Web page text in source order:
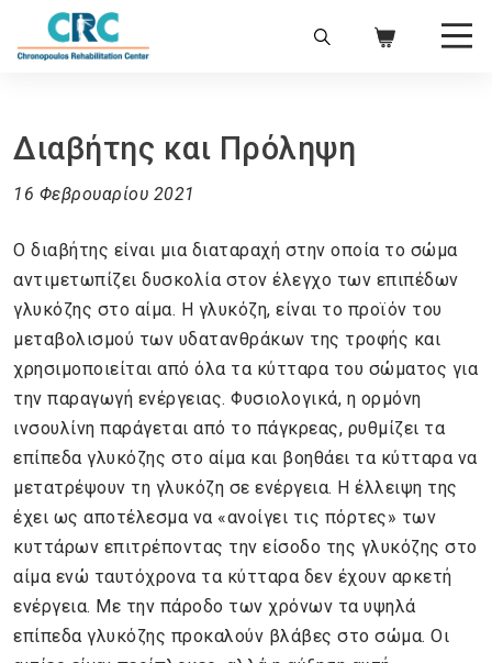
Διαβήτης και Πρόληψη
16 Φεβρουαρίου 2021
Ο διαβήτης είναι μια διαταραχή στην οποία το σώμα
αντιμετωπίζει δυσκολία στον έλεγχο των επιπέδων
γλυκόζης στο αίμα. Η γλυκόζη, είναι το προϊόν του
μεταβολισμού των υδατανθράκων της τροφής και
χρησιμοποιείται από όλα τα κύτταρα του σώματος για
την παραγωγή ενέργειας. Φυσιολογικά, η ορμόνη
ινσουλίνη παράγεται από το πάγκρεας, ρυθμίζει τα
επίπεδα γλυκόζης στο αίμα και βοηθάει τα κύτταρα να
μετατρέψουν τη γλυκόζη σε ενέργεια. Η έλλειψη της
έχει ως αποτέλεσμα να «ανοίγει τις πόρτες» των
κυττάρων επιτρέποντας την είσοδο της γλυκόζης στο
αίμα ενώ ταυτόχρονα τα κύτταρα δεν έχουν αρκετή
ενέργεια. Με την πάροδο των χρόνων τα υψηλά
επίπεδα γλυκόζης προκαλούν βλάβες στο σώμα. Οι